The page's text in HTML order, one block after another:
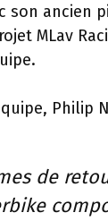
son ancien
MLav
Philip
de